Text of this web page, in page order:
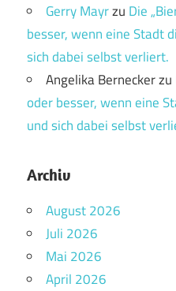
Gerry Mayrzu Die
besser, wenn eine Stadt
sich dabei selbst verliert.
Angelika Berneckerzu
oder besser, wenn eine
und sich dabei selbst
Archiv
August 2026
Juli 2026
Mai 2026
April 2026